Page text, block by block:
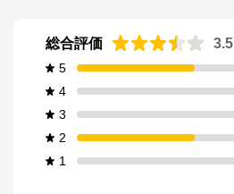
総合評価 3.5
5
4
3
2
1